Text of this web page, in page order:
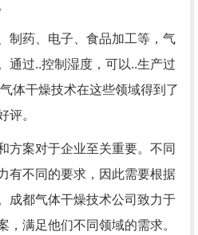
制药、电子、食品加工等，气
通过..控制湿度，可以..生产过
体干燥技术在这些领域得到了
评。
方案对于企业至关重要。不同
有不同的要求，因此需要根据
成都气体干燥技术公司致力于
，满足他们不同领域的需求。